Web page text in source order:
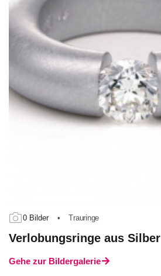
0 Bilder • Trauringe
Verlobungsringe aus Silber
Gehe zur Bildergalerie